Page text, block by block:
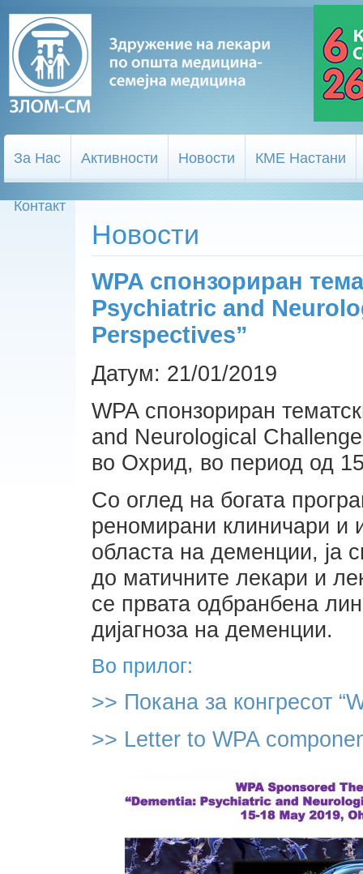
За Нас Активности Новости КМЕ Настани
Контакт
Новости
WPA спонзориран
Psychiatric and
Perspectives”
Датум: 21/01/2019
WPA спонзориран
and Neurological
во Охрид, во период од
Со оглед на богата
реномирани клиничари и
областа на деменции, ја
до матичните лекари и
се првата одбранбена
дијагноза на деменции.
Во прилог:
>> Покана за конгресот
>> Letter to WPA